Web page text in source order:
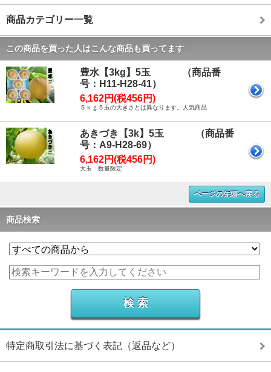
商品カテゴリー一覧
この商品を買った人はこんな商品も買ってます
豊水【3kg】5玉 （商品番
号：H11-H28-41）
6,162円(税456円)
５ｋｇ５玉の大きさとは異なります。人気商品
あきづき【3k】5玉 （商品番
号：A9-H28-69）
6,162円(税456円)
大玉 数量限定
ページの先頭へ戻る
商品検索
特定商取引法に基づく表記（返品など）